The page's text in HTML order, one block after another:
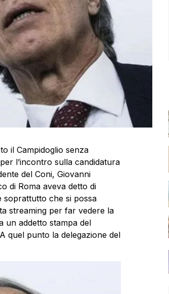
il Campidoglio senza
l’incontro sulla candidatura
del Coni, Giovanni
di Roma aveva detto di
soprattutto che si possa
streaming per far vedere la
un addetto stampa del
quel punto la delegazione del